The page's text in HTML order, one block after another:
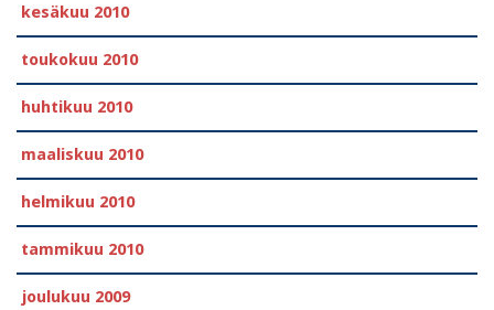
kesäkuu 2010
toukokuu 2010
huhtikuu 2010
maaliskuu 2010
helmikuu 2010
tammikuu 2010
joulukuu 2009